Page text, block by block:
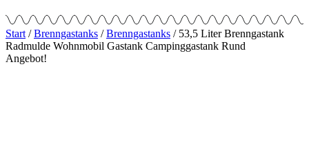
Start /Brenngastanks /Brenngastanks / 53,5 Liter Brenngastank
Radmulde Wohnmobil Gastank Campinggastank Rund
Angebot!